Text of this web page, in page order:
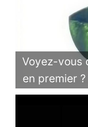
Voyez-vous
en premier